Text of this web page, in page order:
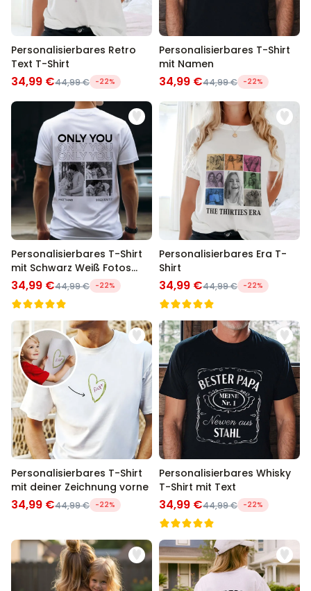
Personalisierbares Retro
Text T-Shirt
34,99 €44,99 € -22%
Personalisierbares T-Shirt
mit Namen
34,99 €44,99 € -22%
Personalisierbares T-Shirt
mit Schwarz Weiß Fotos
und Text
34,99 €44,99 € -22%
Personalisierbares Era T-
Shirt
34,99 €44,99 € -22%
Personalisierbares T-Shirt
mit deiner Zeichnung vorne
34,99 €44,99 € -22%
Personalisierbares Whisky
T-Shirt mit Text
34,99 €44,99 € -22%